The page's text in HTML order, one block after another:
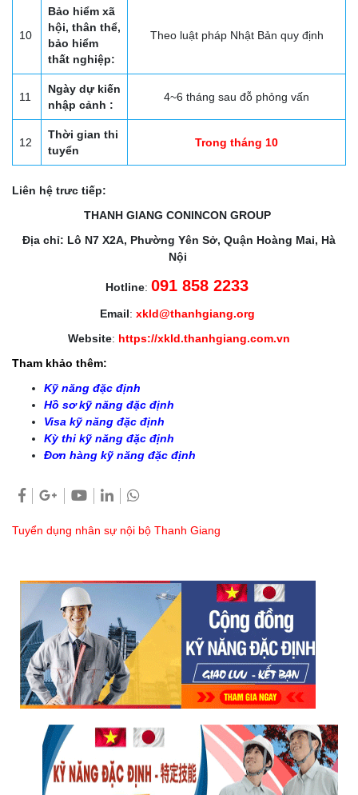
10
Bảo hiểm xã
hội, thân thể,
bảo hiểm
thất nghiệp:
Theo luật pháp Nhật Bản quy định
11
Ngày dự kiến
nhập cảnh :
4~6 tháng sau đỗ phỏng vấn
12
Thời gian thi
tuyển
Trong tháng 10
Liên hệ trưc tiếp:
THANH GIANG CONINCON GROUP
Địa chỉ: Lô N7 X2A, Phường Yên Sở, Quận Hoàng Mai, Hà
Nội
Hotline: 091 858 2233
Email: xkld@thanhgiang.org
Website: https://xkld.thanhgiang.com.vn
Tham khảo thêm:
Kỹ năng đặc định
Hồ sơ kỹ năng đặc định
Visa kỹ năng đặc định
Kỳ thi kỹ năng đặc định
Đơn hàng kỹ năng đặc định
Tuyển dụng nhân sự nội bộ Thanh Giang